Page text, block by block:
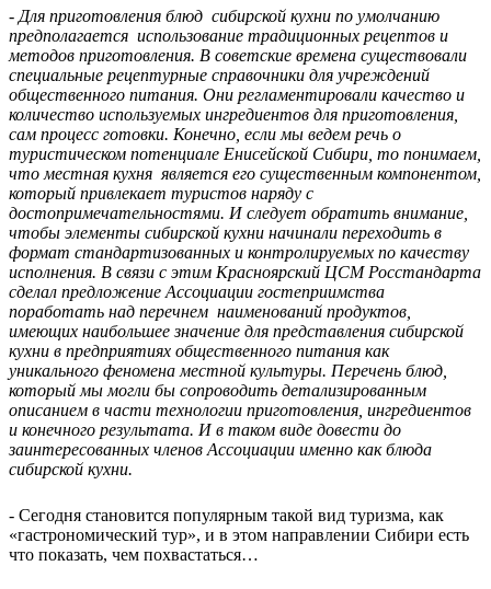
- Для приготовления блюд сибирской кухни по умолчанию
предполагается использование традиционных рецептов и
методов приготовления. В советские времена существовали
специальные рецептурные справочники для учреждений
общественного питания. Они регламентировали качество и
количество используемых ингредиентов для приготовления,
сам процесс готовки. Конечно, если мы ведем речь о
туристическом потенциале Енисейской Сибири, то понимаем,
что местная кухня является его существенным компонентом,
который привлекает туристов наряду с
достопримечательностями. И следует обратить внимание,
чтобы элементы сибирской кухни начинали переходить в
формат стандартизованных и контролируемых по качеству
исполнения. В связи с этим Красноярский ЦСМ Росстандарта
сделал предложение Ассоциации гостеприимства
поработать над перечнем наименований продуктов,
имеющих наибольшее значение для представления сибирской
кухни в предприятиях общественного питания как
уникального феномена местной культуры. Перечень блюд,
который мы могли бы сопроводить детализированным
описанием в части технологии приготовления, ингредиентов
и конечного результата. И в таком виде довести до
заинтересованных членов Ассоциации именно как блюда
сибирской кухни.
- Сегодня становится популярным такой вид туризма, как
«гастрономический тур», и в этом направлении Сибири есть
что показать, чем похвастаться…